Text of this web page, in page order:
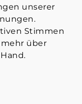
unserer
Stimmen
über